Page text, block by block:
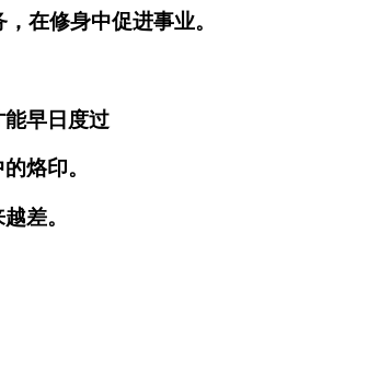
在修身中促进事业。
早日度过
烙印。
差。